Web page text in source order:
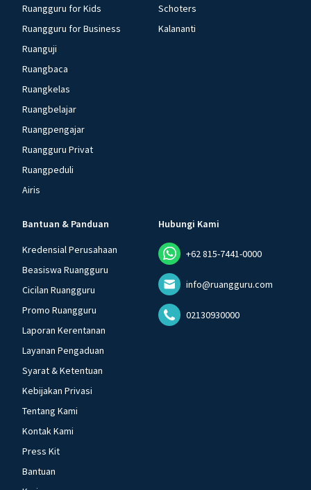
Ruangguru for Kids
Ruangguru for Business
Ruanguji
Ruangbaca
Ruangkelas
Ruangbelajar
Ruangpengajar
Ruangguru Privat
Ruangpeduli
Airis
Schoters
Kalananti
Bantuan & Panduan
Kredensial Perusahaan
Beasiswa Ruangguru
Cicilan Ruangguru
Promo Ruangguru
Laporan Kerentanan
Layanan Pengaduan
Syarat & Ketentuan
Kebijakan Privasi
Tentang Kami
Kontak Kami
Press Kit
Bantuan
Hubungi Kami
+62 815-7441-0000
info@ruangguru.com
02130930000